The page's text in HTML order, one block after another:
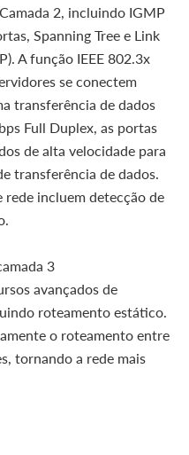
2, incluindo IGMP
Spanning Tree e Link
A função IEEE 802.3x
se conectem
transferência de dados
Full Duplex, as portas
de alta velocidade para
transferência de dados.
rede incluem detecção de
3
avançados de
roteamento estático.
o roteamento entre
tornando a rede mais